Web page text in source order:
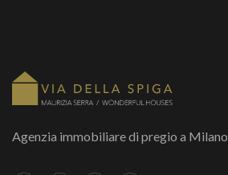
Agenzia immobiliare di pregio a Milano